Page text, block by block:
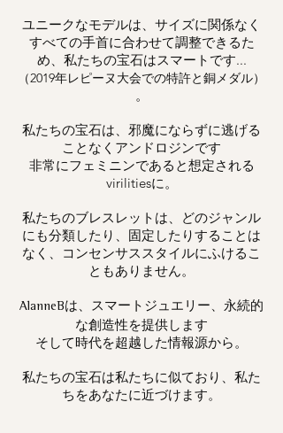
ユニークなモデルは、サイズに関係なく
すべての手首に合わせて調整できるた
め、私たちの宝石はスマートです...
（2019年レピーヌ大会での特許と銅メダル）
。
私たちの宝石は、邪魔にならずに逃げる
ことなくアンドロジンです
非常にフェミニンであると想定される
virilitiesに。
私たちのブレスレットは、どのジャンル
にも分類したり、固定したりすることは
なく、コンセンサススタイルにふけるこ
ともありません。
AlanneBは、スマートジュエリー、永続的
な創造性を提供します
そして時代を超越した情報源から。
私たちの宝石は私たちに似ており、私た
ちをあなたに近づけます。